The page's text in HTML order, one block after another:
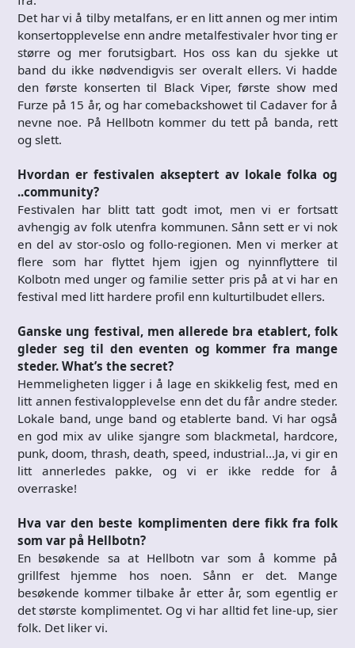
Det har vi å tilby metalfans, er en litt annen og mer intim
konsertopplevelse enn andre metalfestivaler hvor ting er
større og mer forutsigbart. Hos oss kan du sjekke ut
band du ikke nødvendigvis ser overalt ellers. Vi hadde
den første konserten til Black Viper, første show med
Furze på 15 år, og har comebackshowet til Cadaver for å
nevne noe. På Hellbotn kommer du tett på banda, rett
og slett.
Hvordan er festivalen akseptert av lokale folka og
..community?
Festivalen har blitt tatt godt imot, men vi er fortsatt
avhengig av folk utenfra kommunen. Sånn sett er vi nok
en del av stor-oslo og follo-regionen. Men vi merker at
flere som har flyttet hjem igjen og nyinnflyttere til
Kolbotn med unger og familie setter pris på at vi har en
festival med litt hardere profil enn kulturtilbudet ellers.
Ganske ung festival, men allerede bra etablert, folk
gleder seg til den eventen og kommer fra mange
steder. What’s the secret?
Hemmeligheten ligger i å lage en skikkelig fest, med en
litt annen festivalopplevelse enn det du får andre steder.
Lokale band, unge band og etablerte band. Vi har også
en god mix av ulike sjangre som blackmetal, hardcore,
punk, doom, thrash, death, speed, industrial…Ja, vi gir en
litt annerledes pakke, og vi er ikke redde for å
overraske!
Hva var den beste komplimenten dere fikk fra folk
som var på Hellbotn?
En besøkende sa at Hellbotn var som å komme på
grillfest hjemme hos noen. Sånn er det. Mange
besøkende kommer tilbake år etter år, som egentlig er
det største komplimentet. Og vi har alltid fet line-up, sier
folk. Det liker vi.